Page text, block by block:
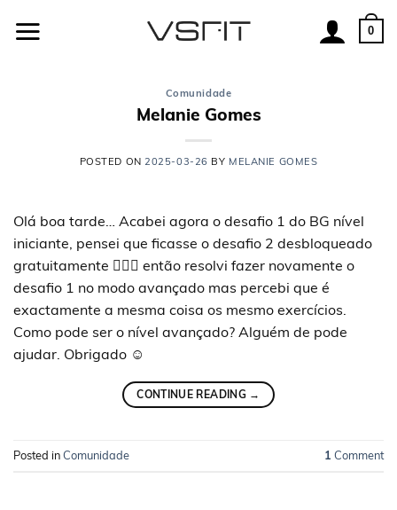
0
Comunidade
Melanie Gomes
POSTED ON 2025-03-26 BY MELANIE GOMES
Olá boa tarde… Acabei agora o desafio 1 do BG nível
iniciante, pensei que ficasse o desafio 2 desbloqueado
gratuitamente 🤦🏼‍♀️ então resolvi fazer novamente o
desafio 1 no modo avançado mas percebi que é
exactamente a mesma coisa os mesmo exercícios.
Como pode ser o nível avançado? Alguém de pode
ajudar. Obrigado ☺️
CONTINUE READING →
Posted inComunidade 1 Comment